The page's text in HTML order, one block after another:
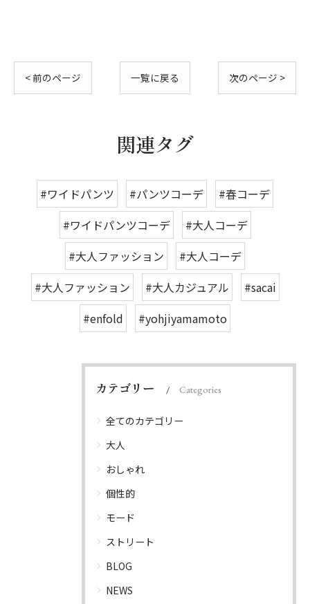
< 前のページ 一覧に戻る 次のページ >
関連タグ
#ワイドパンツ #パンツコーデ
#春コーデ
#ワイドパンツコーデ
#大人コーデ
#大人ファッション
#大人コーデ
#大人ファッション
#大人カジュアル
#sacai
#enfold
#yohjiyamamoto
カテゴリー Categories
全てのカテゴリー
大人
おしゃれ
個性的
モード
ストリート
BLOG
NEWS